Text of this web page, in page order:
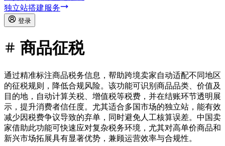
独立站搭建服务
登录
商品征税
通过精准标注商品税务信息，帮助跨境卖家自动适配不同地区
的征税规则，降低合规风险。该功能可识别商品品类、价值及
目的地，自动计算关税、增值税等税费，并在结账环节透明展
示，提升消费者信任度。尤其适合多国市场的独立站，能有效
减少因税费争议导致的弃单，同时避免人工核算误差。中国卖
家借助此功能可快速应对复杂税务环境，尤其对高单价商品和
新兴市场拓展具有显著优势，兼顾运营效率与合规性。